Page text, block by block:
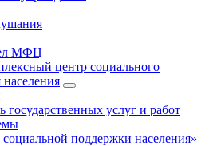
МФЦ
центр социального
государственных услуг и работ
поддержки населения»